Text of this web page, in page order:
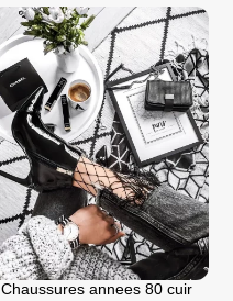
Chaussures annees 80 cuir